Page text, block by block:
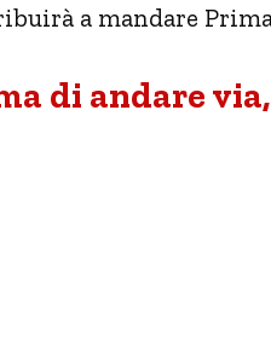
a mandare
di andare